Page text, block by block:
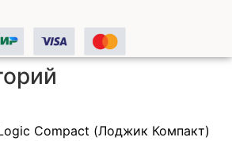
Compact (Лоджик Компакт)